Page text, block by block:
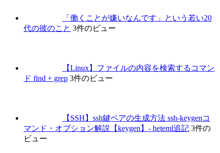
「働くことが嫌いなんです」という若い20
代の彼のこと 3件のビュー
【Linux】ファイルの内容を検索するコマン
ド find + grep 3件のビュー
【SSH】ssh鍵ペアの生成方法 ssh-keygenコ
マンド・オプション解説【keygen】- heteml追記 3件の
ビュー